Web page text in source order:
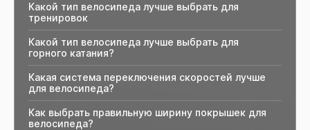
Какой тип велосипеда лучше выбрать для
тренировок
Какой тип велосипеда лучше выбрать для
горного катания?
Какая система переключения скоростей лучше
для велосипеда?
Как выбрать правильную ширину покрышек для
велосипеда?